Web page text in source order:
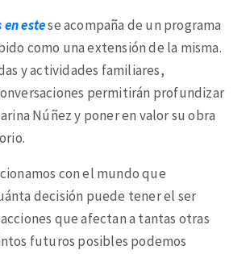
en estese acompaña de un programa
como una extensión de la misma.
y actividades familiares,
permitirán profundizar
Núñez y poner en valor su obra
con el mundo que
decisión puede tener el ser
que afectan a tantas otras
futuros posibles podemos